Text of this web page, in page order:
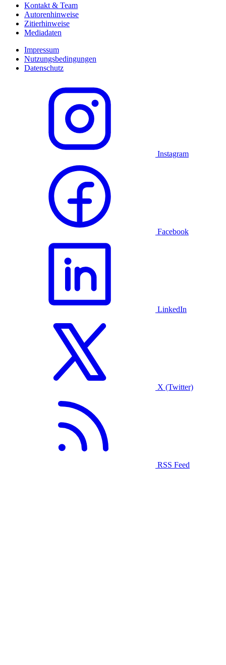
Kontakt & Team
Autorenhinweise
Zitierhinweise
Mediadaten
Impressum
Nutzungsbedingungen
Datenschutz
Instagram
Facebook
LinkedIn
X (Twitter)
RSS Feed